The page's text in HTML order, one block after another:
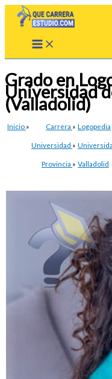
Grado en
Universidad
(Valladolid)
Inicio » Carrera » Logopedia
Universidad »
Provincia » Valladolid